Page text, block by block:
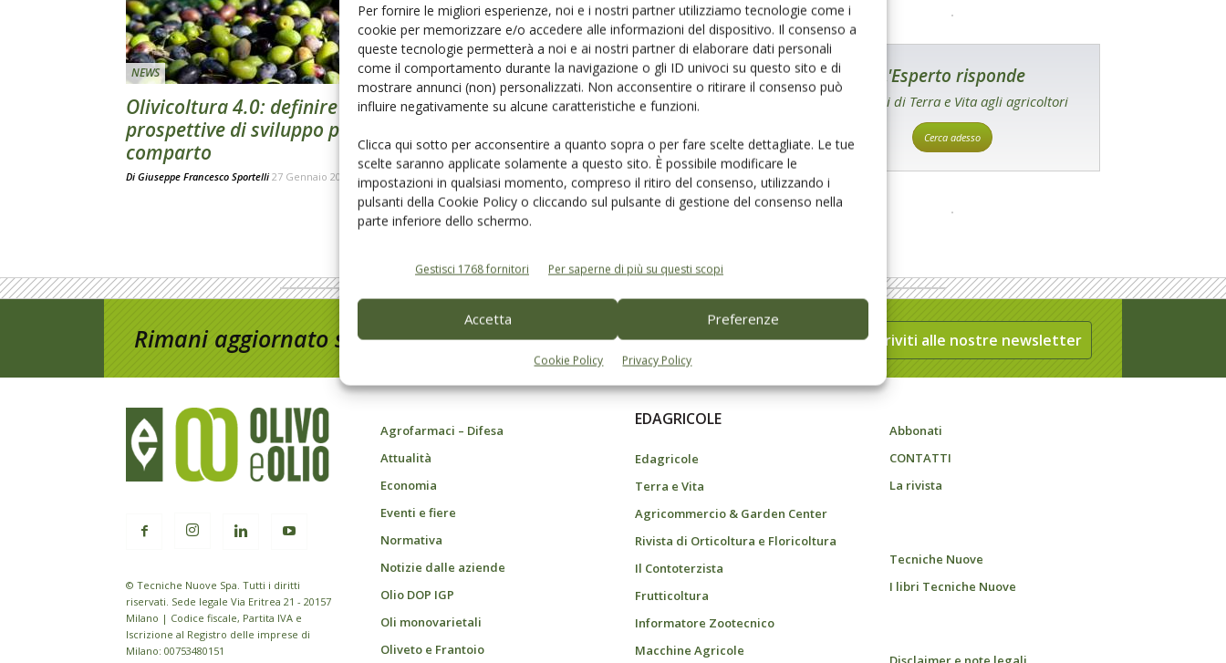
Per fornire le migliori esperienze, noi e i nostri partner utilizziamo tecnologie come i
cookie per memorizzare e/o accedere alle informazioni del dispositivo. Il consenso a
queste tecnologie permetterà a noi e ai nostri partner di elaborare dati personali
come il comportamento durante la navigazione o gli ID univoci su questo sito e di
mostrare annunci (non) personalizzati. Non acconsentire o ritirare il consenso può
influire negativamente su alcune caratteristiche e funzioni.
Clicca qui sotto per acconsentire a quanto sopra o per fare scelte dettagliate. Le tue
scelte saranno applicate solamente a questo sito. È possibile modificare le
impostazioni in qualsiasi momento, compreso il ritiro del consenso, utilizzando i
pulsanti della Cookie Policy o cliccando sul pulsante di gestione del consenso nella
parte inferiore dello schermo.
Gestisci 1768 fornitori Per saperne di più su questi scopi
Accetta Preferenze
Cookie Policy Privacy Policy
NEWS
Olivicoltura 4.0: definire le
prospettive di sviluppo per il
comparto
Di Giuseppe Francesco Sportelli 27 Gennaio 2021
L'Esperto risponde
I consigli di Terra e Vita agli agricoltori
Cerca adesso
Rimani aggiornato sul mondo dell’agricoltura Iscriviti alle nostre newsletter
© Tecniche Nuove Spa. Tutti i diritti
riservati. Sede legale Via Eritrea 21 - 20157
Milano | Codice fiscale, Partita IVA e
Iscrizione al Registro delle imprese di
Milano: 00753480151
Agrofarmaci – Difesa
Attualità
Economia
Eventi e fiere
Normativa
Notizie dalle aziende
Olio DOP IGP
Oli monovarietali
Oliveto e Frantoio
EDAGRICOLE
Edagricole
Terra e Vita
Agricommercio & Garden Center
Rivista di Orticoltura e Floricoltura
Il Contoterzista
Frutticoltura
Informatore Zootecnico
Macchine Agricole
Abbonati
CONTATTI
La rivista
Tecniche Nuove
I libri Tecniche Nuove